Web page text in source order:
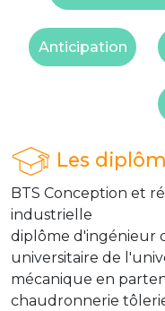
Anticipation
Les
BTS Conception et
industrielle
diplôme d'ingénieur
universitaire de
mécanique en
chaudronnerie